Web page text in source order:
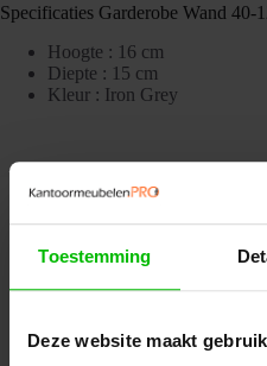
Toestemming
Deze website maakt
Specificaties Garderobe Wand 40-
Hoogte : 16 cm
Diepte : 15 cm
Kleur : Iron Grey
Misschien ook interessant